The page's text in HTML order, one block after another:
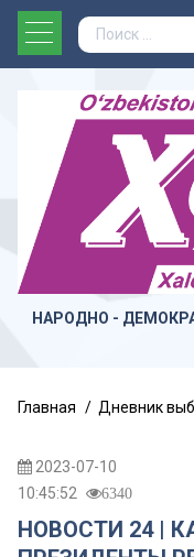
НАРОДНО -
Главная Дневник
2023-07-10
10:45:52
6340
НОВОСТИ 24 |